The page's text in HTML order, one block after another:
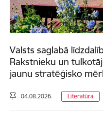
Valsts saglabā
Rakstnieku un
jaunu stratēģisko
04.08.2026. Literatūra